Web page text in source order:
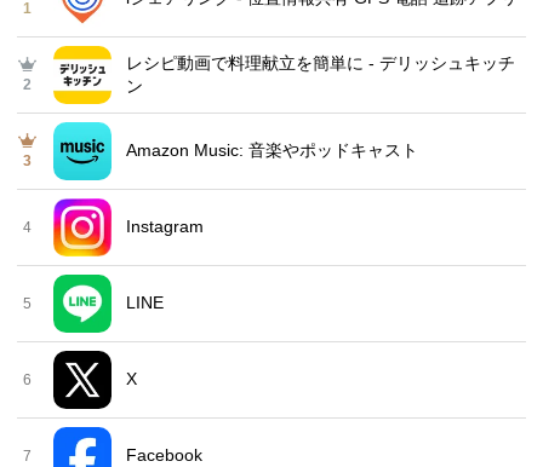
1
2
レシピ動画で料理献立を簡単‪に - デリッシュキッチ
ン
3
Amazon Music: 音楽やポッドキャスト
4 Instagram
5 LINE
6 X
7 Facebook